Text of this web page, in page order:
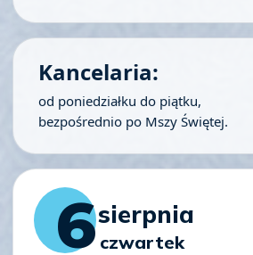
Kancelaria:
od poniedziałku do piątku,
bezpośrednio po Mszy Świętej.